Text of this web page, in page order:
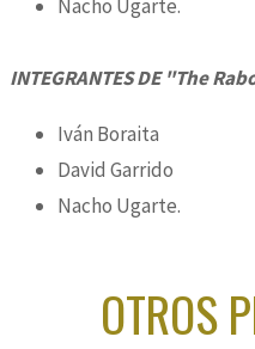
Nacho Ugarte.
INTEGRANTES DE ​​"The
Iván Boraita
David Garrido
Nacho Ugarte.
OTROS